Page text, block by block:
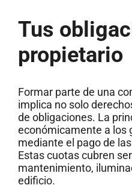
Tus
propietario
Formar parte de una
implica no solo
de obligaciones. La
económicamente a los
mediante el pago de
Estas cuotas cubren
mantenimiento,
edificio.